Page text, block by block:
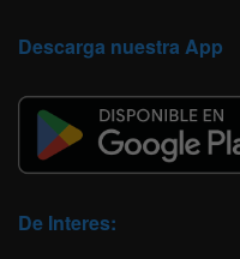
Descarga nuestra App
De Interes: